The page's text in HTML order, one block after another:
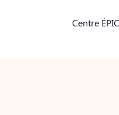
Centre ÉPIC